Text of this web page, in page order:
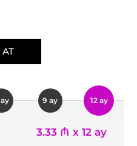
9 ay 12 ay
3.33 ₼ x 12 ay